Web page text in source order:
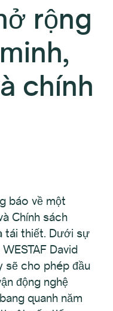
rộng
chính
báo về một
Chính sách
tái thiết. Dưới sự
David
sẽ cho phép đầu
động nghệ
quanh năm